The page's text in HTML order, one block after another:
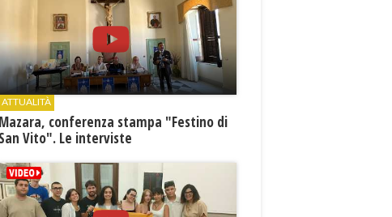
ATTUALITÀ
Mazara, conferenza stampa "Festino di
San Vito". Le interviste